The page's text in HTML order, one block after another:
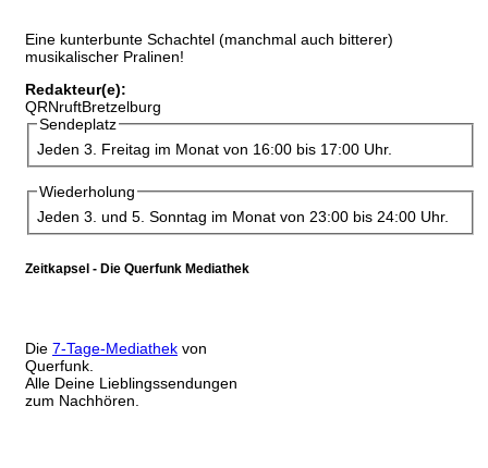
Eine kunterbunte Schachtel (manchmal auch bitterer)
musikalischer Pralinen!
Redakteur(e):
QRNruftBretzelburg
Sendeplatz
Jeden 3. Freitag im Monat von 16:00 bis 17:00 Uhr.
Wiederholung
Jeden 3. und 5. Sonntag im Monat von 23:00 bis 24:00 Uhr.
Zeitkapsel - Die Querfunk Mediathek
Die 7-Tage-Mediathek von
Querfunk.
Alle Deine Lieblingssendungen
zum Nachhören.